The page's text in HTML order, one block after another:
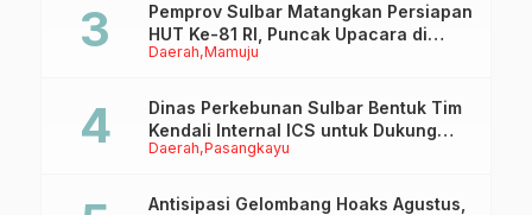
Daerah Mamuju
Pemprov Sulbar Matangkan Persiapan
HUT Ke-81 RI, Puncak Upacara di
Lapangan Ahmad Kirang
Daerah Pasangkayu
Dinas Perkebunan Sulbar Bentuk Tim
Kendali Internal ICS untuk Dukung
Sertifikasi ISPO Pekebun di
Antisipasi Gelombang Hoaks Agustus,